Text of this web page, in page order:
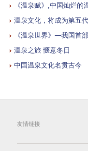
《温泉赋》,中国灿烂的
温泉文化，将成为第五
《温泉世界》—我国首
温泉之旅 惬意冬日
中国温泉文化名贯古今
友情链接